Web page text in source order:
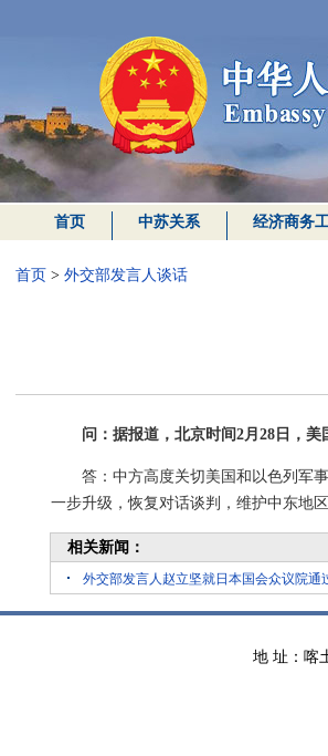
首页 中苏关系 经济商务
首页 > 外交部发言人谈话
问：据报道，北京时间2月28日，
答：中方高度关切美国和以色列军
一步升级，恢复对话谈判，维护中东地区
相关新闻：
外交部发言人赵立坚就日本国会众议院通
地 址：喀